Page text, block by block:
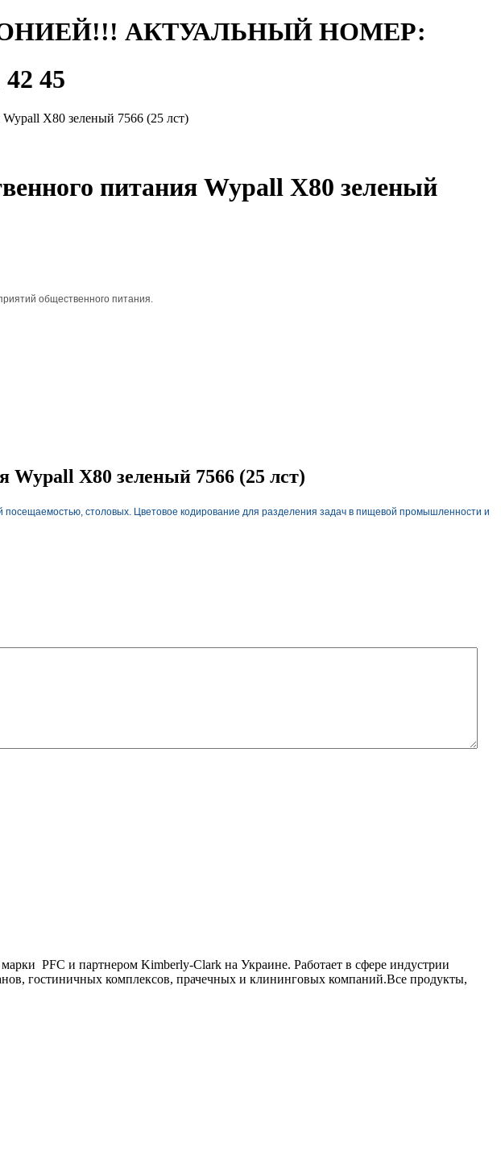
АКТУАЛЬНЫЙ НОМЕР:
45
X80 зеленый 7566 (25 лст)
питания Wypall X80 зеленый
общественного питания.
X80 зеленый 7566 (25 лст)
столовых. Цветовое кодирование для разделения задач в пищевой промышленности и
PFC и партнером Kimberly-Clark на Украине. Работает в сфере индустрии
гостиничных комплексов, прачечных и клининговых компаний.Все продукты,